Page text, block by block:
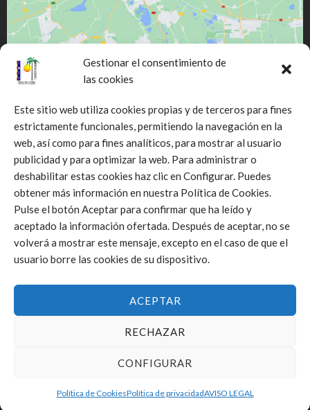
Gestionar el consentimiento de
las cookies
Este sitio web utiliza cookies propias y de terceros para fines
estrictamente funcionales, permitiendo la navegación en la
web, así como para fines analíticos, para mostrar al usuario
publicidad y para optimizar la web. Para administrar o
deshabilitar estas cookies haz clic en Configurar. Puedes
obtener más información en nuestra Política de Cookies.
Pulse el botón Aceptar para confirmar que ha leído y
aceptado la información ofertada. Después de aceptar, no se
volverá a mostrar este mensaje, excepto en el caso de que el
usuario borre las cookies de su dispositivo.
ACEPTAR
RECHAZAR
CONFIGURAR
Política de CookiesPolítica de privacidadAVISO LEGAL
Click to accept marketing cookies and
enable this content